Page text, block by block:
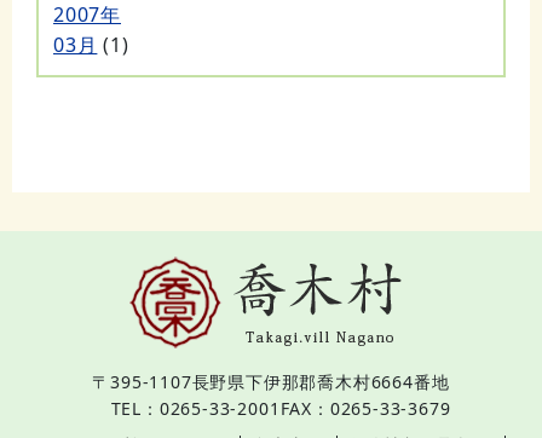
2007年
03月 (1)
〒395-1107長野県下伊那郡喬木村6664番地
TEL：0265-33-2001 FAX：0265-33-3679